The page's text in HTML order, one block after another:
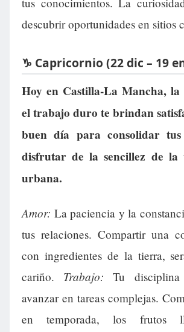
descubrir oportunidades en sitios
♑ Capricornio (22 dic – 19
Hoy en Castilla-La Mancha, la
el trabajo duro te brindan
buen día para consolidar
disfrutar de la sencillez de
urbana.
Amor: La paciencia y la
tus relaciones. Compartir una
con ingredientes de la tierra,
cariño. Trabajo: Tu
avanzar en tareas complejas.
en temporada, los frutos